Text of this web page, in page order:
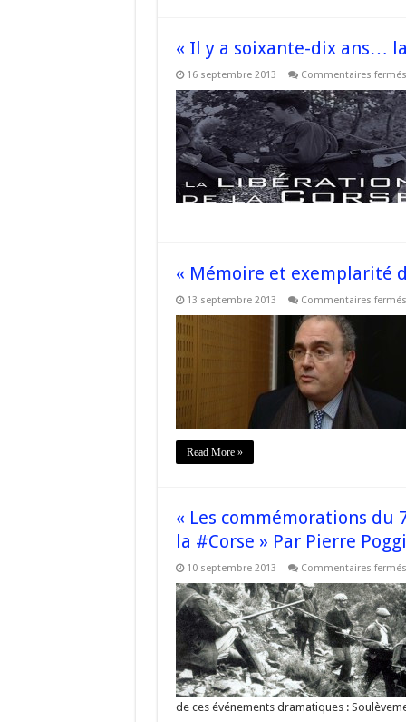
« Il y a soixante-dix ans…
16 septembre 2013 Commentaires fermés
« Mémoire et exemplarité
13 septembre 2013 Commentaires fermés
Read More »
« Les commémorations
la #Corse » Par Pierre
10 septembre 2013 Commentaires fermés
de ces événements dramatiques :